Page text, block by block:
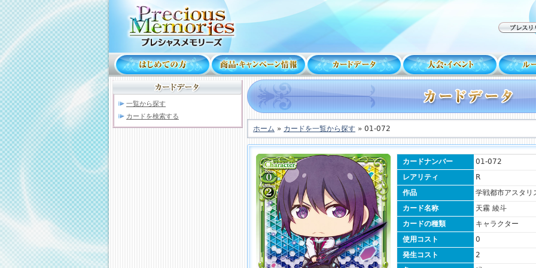
一覧から探す
カードを検索する
ホーム » カードを一覧から探す » 01-072
カードナンバー
01-072
レアリティ
R
作品
学戦都市アスタリ
カード名称
天霧 綾斗
カードの種類
キャラクター
使用コスト
0
発生コスト
2